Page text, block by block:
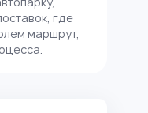
где
маршрут,